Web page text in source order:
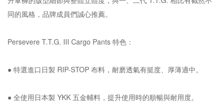
同的風格，品牌成員們誠心推薦。
Persevere T.T.G. III Cargo Pants 特色：
● 特選進口日製 RIP-STOP 布料，耐磨透氣有挺度、厚薄適中。
● 全使用日本製 YKK 五金輔料，提升使用時的順暢與耐用度。